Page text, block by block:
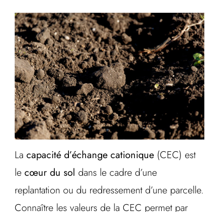
La capacité d’échange cationique (CEC) est
le cœur du sol dans le cadre d’une
replantation ou du redressement d’une parcelle.
Connaître les valeurs de la CEC permet par